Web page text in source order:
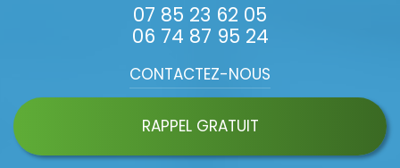
07 85 23 62 05
06 74 87 95 24
CONTACTEZ-NOUS
RAPPEL GRATUIT